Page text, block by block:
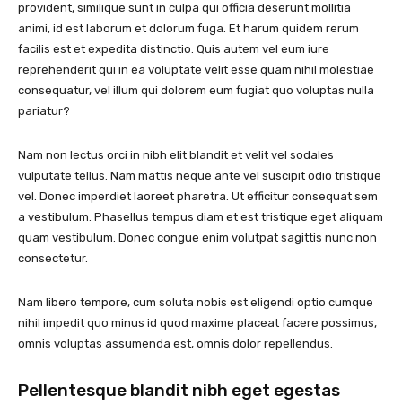
provident, similique sunt in culpa qui officia deserunt mollitia
animi, id est laborum et dolorum fuga. Et harum quidem rerum
facilis est et expedita distinctio. Quis autem vel eum iure
reprehenderit qui in ea voluptate velit esse quam nihil molestiae
consequatur, vel illum qui dolorem eum fugiat quo voluptas nulla
pariatur?
Nam non lectus orci in nibh elit blandit et velit vel sodales
vulputate tellus. Nam mattis neque ante vel suscipit odio tristique
vel. Donec imperdiet laoreet pharetra. Ut efficitur consequat sem
a vestibulum. Phasellus tempus diam et est tristique eget aliquam
quam vestibulum. Donec congue enim volutpat sagittis nunc non
consectetur.
Nam libero tempore, cum soluta nobis est eligendi optio cumque
nihil impedit quo minus id quod maxime placeat facere possimus,
omnis voluptas assumenda est, omnis dolor repellendus.
Pellentesque blandit nibh eget egestas